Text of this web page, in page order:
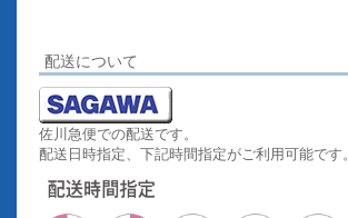
配送について
佐川急便での配送です。
配送日時指定、下記時間指定がご利用可能です。